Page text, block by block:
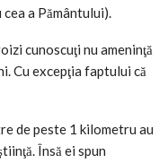
a Pământului).
cunoscuţi nu ameninţă
Cu excepţia faptului că
de peste 1 kilometru au
Însă ei spun